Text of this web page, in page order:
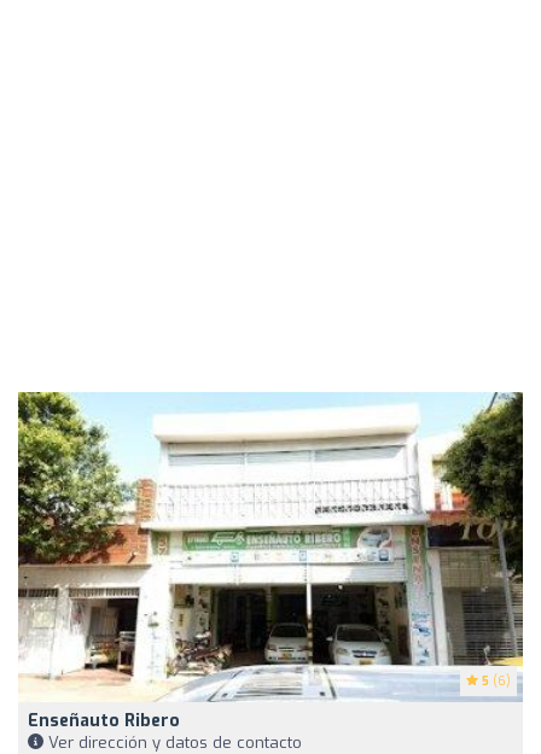
5 (6)
Enseñauto Ribero
Ver dirección y datos de contacto